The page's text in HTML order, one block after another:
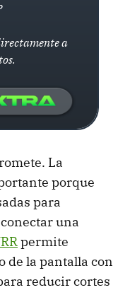
a
La
porque
para
una
permite
de la pantalla con
reducir cortes